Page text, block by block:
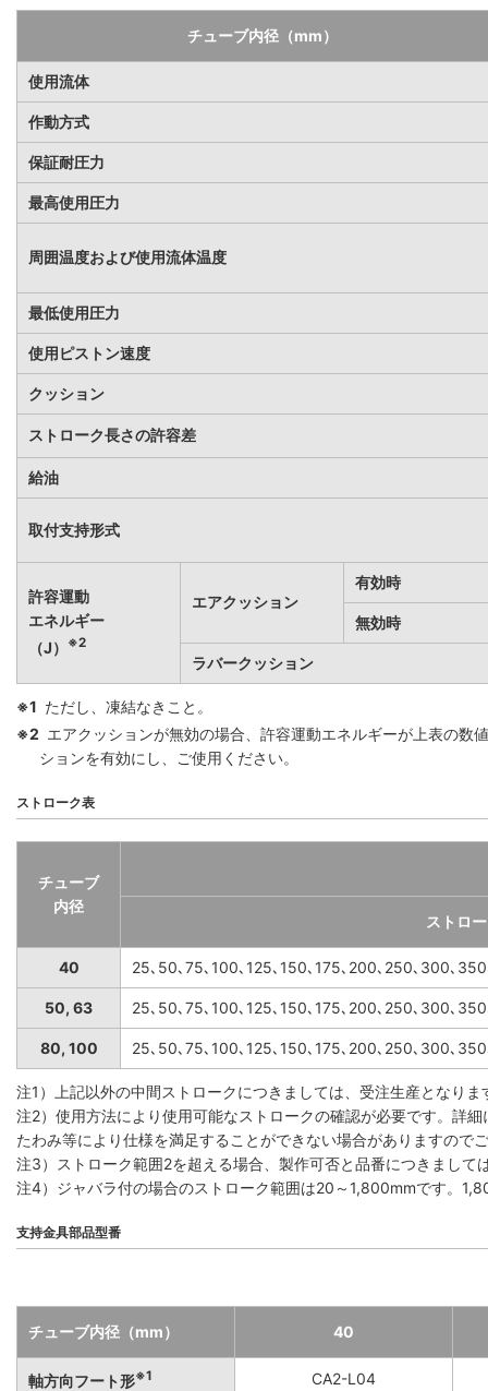
チューブ内径（mm）
使用流体
作動方式
保証耐圧力
最高使用圧力
周囲温度および使用流体温度
最低使用圧力
使用ピストン速度
クッション
ストローク長さの許容差
給油
取付支持形式
許容運動
エネルギー
（J）
※2
エアクッション
有効時
無効時
ラバークッション
※1 ただし、凍結なきこと。
※2 エアクッションが無効の場合、許容運動エネルギーが上表の数
ションを有効にし、ご使用ください。
ストローク表
チューブ
内径
ストロ
40 25､50､75､100､125､150､175､200､250､300､
50, 63 25､50､75､100､125､150､175､200､250､300､
80, 100 25､50､75､100､125､150､175､200､250､300､
注1）上記以外の中間ストロークにつきましては、受注生産となりま
注2）使用方法により使用可能なストロークの確認が必要です。詳
たわみ等により仕様を満足することができない場合がありますので
注3）ストローク範囲2を超える場合、製作可否と品番につきまし
注4）ジャバラ付の場合のストローク範囲は20～1,800mmです。
支持金具部品型番
チューブ内径（mm） 40
軸方向フート形※1 CA2-L04